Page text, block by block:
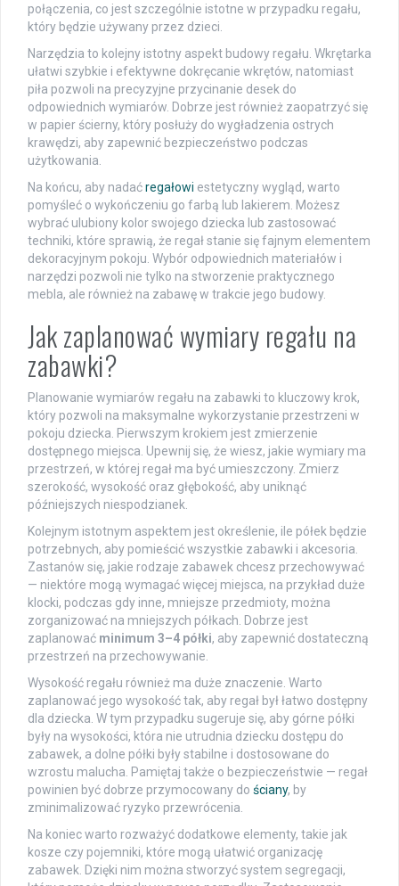
połączenia, co jest szczególnie istotne w przypadku regału,
który będzie używany przez dzieci.
Narzędzia to kolejny istotny aspekt budowy regału. Wkrętarka
ułatwi szybkie i efektywne dokręcanie wkrętów, natomiast
piła pozwoli na precyzyjne przycinanie desek do
odpowiednich wymiarów. Dobrze jest również zaopatrzyć się
w papier ścierny, który posłuży do wygładzenia ostrych
krawędzi, aby zapewnić bezpieczeństwo podczas
użytkowania.
Na końcu, aby nadaćregałowi estetyczny wygląd, warto
pomyśleć o wykończeniu go farbą lub lakierem. Możesz
wybrać ulubiony kolor swojego dziecka lub zastosować
techniki, które sprawią, że regał stanie się fajnym elementem
dekoracyjnym pokoju. Wybór odpowiednich materiałów i
narzędzi pozwoli nie tylko na stworzenie praktycznego
mebla, ale również na zabawę w trakcie jego budowy.
Jak zaplanować wymiary regału na
zabawki?
Planowanie wymiarów regału na zabawki to kluczowy krok,
który pozwoli na maksymalne wykorzystanie przestrzeni w
pokoju dziecka. Pierwszym krokiem jest zmierzenie
dostępnego miejsca. Upewnij się, że wiesz, jakie wymiary ma
przestrzeń, w której regał ma być umieszczony. Zmierz
szerokość, wysokość oraz głębokość, aby uniknąć
późniejszych niespodzianek.
Kolejnym istotnym aspektem jest określenie, ile półek będzie
potrzebnych, aby pomieścić wszystkie zabawki i akcesoria.
Zastanów się, jakie rodzaje zabawek chcesz przechowywać
— niektóre mogą wymagać więcej miejsca, na przykład duże
klocki, podczas gdy inne, mniejsze przedmioty, można
zorganizować na mniejszych półkach. Dobrze jest
zaplanować minimum 3–4 półki, aby zapewnić dostateczną
przestrzeń na przechowywanie.
Wysokość regału również ma duże znaczenie. Warto
zaplanować jego wysokość tak, aby regał był łatwo dostępny
dla dziecka. W tym przypadku sugeruje się, aby górne półki
były na wysokości, która nie utrudnia dziecku dostępu do
zabawek, a dolne półki były stabilne i dostosowane do
wzrostu malucha. Pamiętaj także o bezpieczeństwie — regał
powinien być dobrze przymocowany do ściany, by
zminimalizować ryzyko przewrócenia.
Na koniec warto rozważyć dodatkowe elementy, takie jak
kosze czy pojemniki, które mogą ułatwić organizację
zabawek. Dzięki nim można stworzyć system segregacji,